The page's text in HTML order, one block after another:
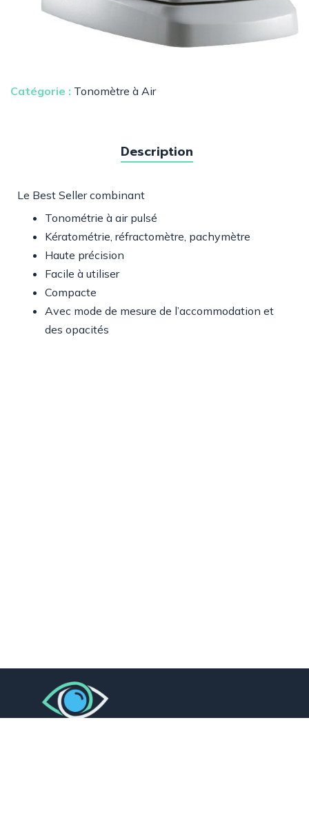
Catégorie : Tonomètre à Air
Description
Le Best Seller combinant
Tonométrie à air pulsé
Kératométrie, réfractomètre, pachymètre
Haute précision
Facile à utiliser
Compacte
Avec mode de mesure de l’accommodation et
des opacités